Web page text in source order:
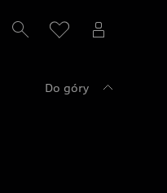
Do góry